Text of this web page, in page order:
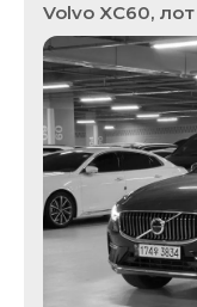
Volvo XC60, лот